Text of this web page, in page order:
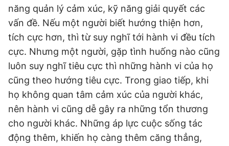
năng quản lý cảm xúc, kỹ năng giải quyết các
vấn đề. Nếu một người biết hướng thiện hơn,
tích cực hơn, thì từ suy nghĩ tới hành vi đều tích
cực. Nhưng một người, gặp tình huống nào cũng
luôn suy nghĩ tiêu cực thì những hành vi của họ
cũng theo hướng tiêu cực. Trong giao tiếp, khi
họ không quan tâm cảm xúc của người khác,
nên hành vi cũng dễ gây ra những tổn thương
cho người khác. Những áp lực cuộc sống tác
động thêm, khiến họ càng thêm căng thẳng,